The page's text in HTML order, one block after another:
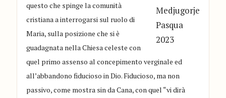
Medjugorje
Pasqua
2023
questo che spinge la comunità
cristiana a interrogarsi sul ruolo di
Maria, sulla posizione che si è
guadagnata nella Chiesa celeste con
quel primo assenso al concepimento verginale ed
all’abbandono fiducioso in Dio. Fiducioso, ma non
passivo, come mostra sin da Cana, con quel “vi dirà